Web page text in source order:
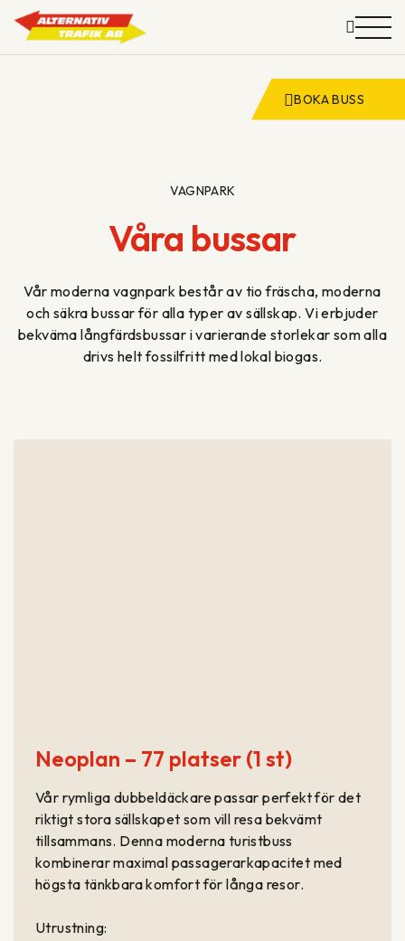
KOMMUN & SKOLA
VAGNPARK
KONTAKT
VAGNPARK
Våra bussar
Vår moderna vagnpark består av tio fräscha, moderna
och säkra bussar för alla typer av sällskap. Vi erbjuder
bekväma långfärdsbussar i varierande storlekar som alla
drivs helt fossilfritt med lokal biogas.
Neoplan – 77 platser (1 st)
Vår rymliga dubbeldäckare passar perfekt för det
riktigt stora sällskapet som vill resa bekvämt
tillsammans. Denna moderna turistbuss
kombinerar maximal passagerarkapacitet med
högsta tänkbara komfort för långa resor.
Utrustning:
BOKA BUSS